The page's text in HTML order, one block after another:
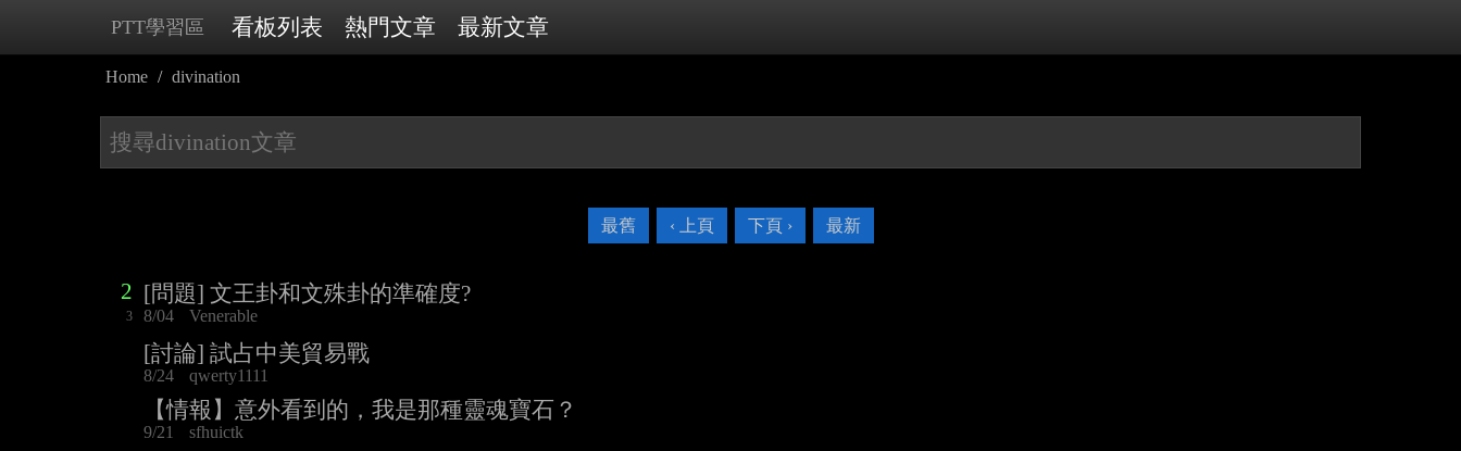
PTT學習區 看板列表 熱門文章 最新文章
Home divination
最舊 ‹ 上頁 下頁 › 最新
2
3
[問題] 文王卦和文殊卦的準確度?
8/04 Venerable
[討論] 試占中美貿易戰
8/24 qwerty1111
【情報】意外看到的，我是那種靈魂寶石？
9/21 sfhuictk